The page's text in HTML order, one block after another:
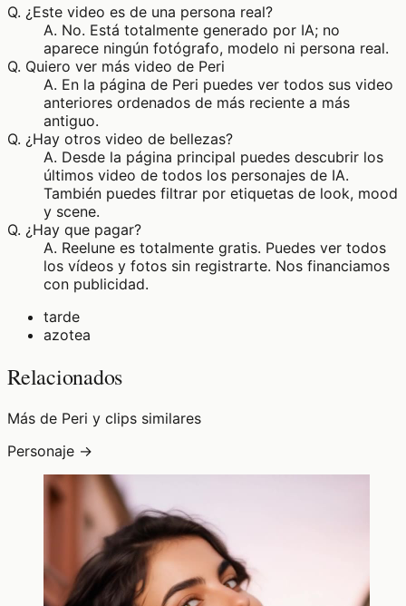
Q. ¿Este video es de una persona real?
A. No. Está totalmente generado por IA; no
aparece ningún fotógrafo, modelo ni persona real.
Q. Quiero ver más video de Peri
A. En la página de Peri puedes ver todos sus video
anteriores ordenados de más reciente a más
antiguo.
Q. ¿Hay otros video de bellezas?
A. Desde la página principal puedes descubrir los
últimos video de todos los personajes de IA.
También puedes filtrar por etiquetas de look, mood
y scene.
Q. ¿Hay que pagar?
A. Reelune es totalmente gratis. Puedes ver todos
los vídeos y fotos sin registrarte. Nos financiamos
con publicidad.
tarde
azotea
Relacionados
Más de Peri y clips similares
Personaje →